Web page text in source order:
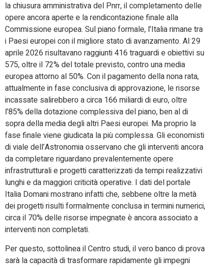
la chiusura amministrativa del Pnrr, il completamento delle
opere ancora aperte e la rendicontazione finale alla
Commissione europea. Sul piano formale, l’Italia rimane tra
i Paesi europei con il migliore stato di avanzamento. Al 29
aprile 2026 risultavano raggiunti 416 traguardi e obiettivi su
575, oltre il 72% del totale previsto, contro una media
europea attorno al 50%. Con il pagamento della nona rata,
attualmente in fase conclusiva di approvazione, le risorse
incassate salirebbero a circa 166 miliardi di euro, oltre
l’85% della dotazione complessiva del piano, ben al di
sopra della media degli altri Paesi europei. Ma proprio la
fase finale viene giudicata la più complessa. Gli economisti
di viale dell’Astronomia osservano che gli interventi ancora
da completare riguardano prevalentemente opere
infrastrutturali e progetti caratterizzati da tempi realizzativi
lunghi e da maggiori criticità operative. I dati del portale
Italia Domani mostrano infatti che, sebbene oltre la metà
dei progetti risulti formalmente conclusa in termini numerici,
circa il 70% delle risorse impegnate è ancora associato a
interventi non completati.
Per questo, sottolinea il Centro studi, il vero banco di prova
sarà la capacità di trasformare rapidamente gli impegni